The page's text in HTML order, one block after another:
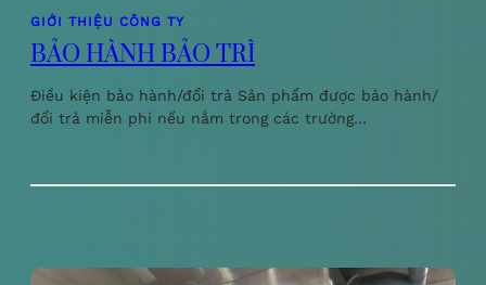
GIỚI THIỆU CÔNG TY
BẢO HÀNH BẢO TRÌ
Điều kiện bảo hành/đổi trả Sản phẩm được bảo hành/
đổi trả miễn phí nếu nằm trong các trường…